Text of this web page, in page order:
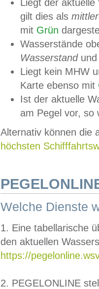
Liegt der
gilt dies als
mit Grün
Wasserstände
Wasserstandund
Liegt kein MHW
Karte ebenso mit
Ist der aktuelle
am Pegel vor,
Alternativ können die
höchsten
Welche Dienste
1. Eine tabellarische
den aktuellen
https://
2. PEGELONLINE